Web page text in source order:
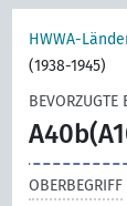
HWWA-
(1938-1945)
BEVORZUGTE
OBERBEGRIFF